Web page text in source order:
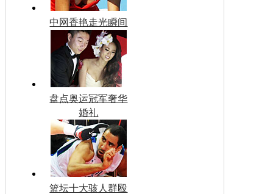
中网香艳走光瞬间
盘点奥运冠军奢华
婚礼
篮坛十大骇人群殴